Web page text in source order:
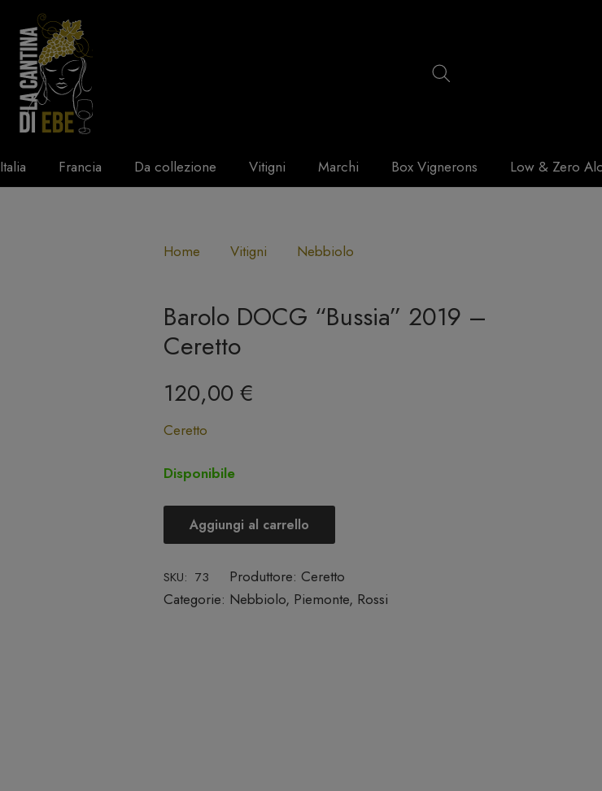
Italia Francia Da collezione Vitigni Marchi Box Vignerons Low & Zero
Home Vitigni Nebbiolo
Barolo DOCG “Bussia” 2019 –
Ceretto
120,00€
Ceretto
Disponibile
Barolo
"Bussia"
2019
Aggiungi al carrello
SKU: 73 Produttore:Ceretto
Categorie: Nebbiolo, Piemonte, Rossi